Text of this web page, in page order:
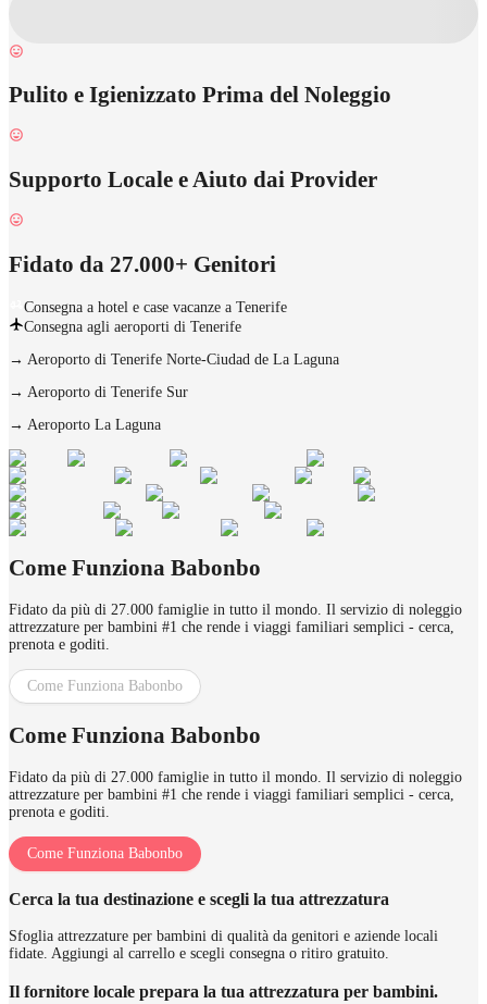
Pulito e Igienizzato Prima del Noleggio
Supporto Locale e Aiuto dai Provider
Fidato da 27.000+ Genitori
Consegna a hotel e case vacanze a Tenerife
Consegna agli aeroporti di Tenerife
→ Aeroporto di Tenerife Norte-Ciudad de La Laguna
→ Aeroporto di Tenerife Sur
→ Aeroporto La Laguna
Come Funziona Babonbo
Fidato da più di 27.000 famiglie in tutto il mondo. Il servizio di noleggio
attrezzature per bambini #1 che rende i viaggi familiari semplici - cerca,
prenota e goditi.
Come Funziona Babonbo
Come Funziona Babonbo
Fidato da più di 27.000 famiglie in tutto il mondo. Il servizio di noleggio
attrezzature per bambini #1 che rende i viaggi familiari semplici - cerca,
prenota e goditi.
Come Funziona Babonbo
Cerca la tua destinazione e scegli la tua attrezzatura
Sfoglia attrezzature per bambini di qualità da genitori e aziende locali
fidate. Aggiungi al carrello e scegli consegna o ritiro gratuito.
Il fornitore locale prepara la tua attrezzatura per bambini.